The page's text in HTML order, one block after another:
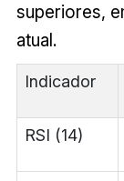
superiores,
atual.
Indicador
RSI (14)